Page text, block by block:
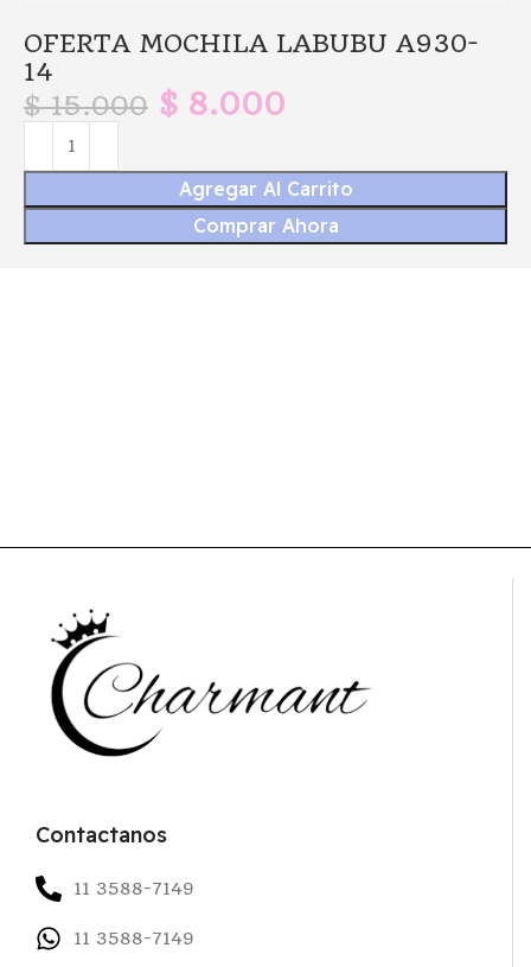
OFERTA MOCHILA LABUBU A930-
14
$15.000 $ 8.000
Agregar Al Carrito
Comprar Ahora
Contactanos
11 3588-7149
11 3588-7149